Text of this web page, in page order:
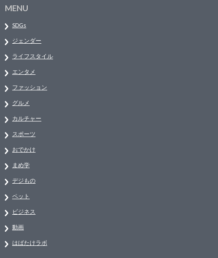
MENU
SDGs
ジェンダー
ライフスタイル
エンタメ
ファッション
グルメ
カルチャー
スポーツ
おでかけ
まめ学
デジもの
ペット
ビジネス
動画
はばたけラボ